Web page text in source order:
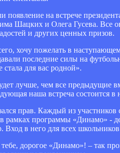
появление на встрече
Шацких и Олега Гусева. Все
и других ценных призов.
хочу пожелать в
последние силы на
для вас родной».
лучше, чем все предыдущие
наша встреча состоится
прав. Каждый из
рамках программы «Динамо» -
Вход в него для всех
дорогое «Динамо»! – так